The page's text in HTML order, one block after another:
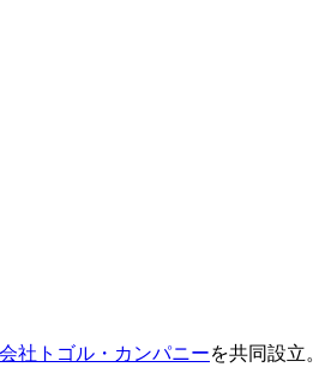
社トゴル・カンパニーを共同設立